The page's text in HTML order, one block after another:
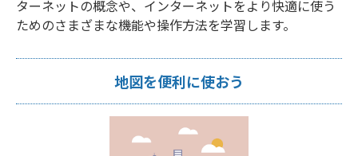
ターネットの概念や、インターネットをより快適に使う
ためのさまざまな機能や操作方法を学習します。
地図を便利に使おう